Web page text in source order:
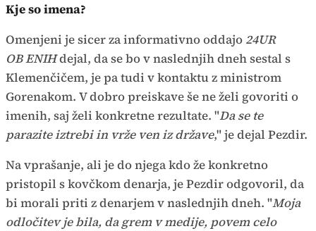
Kje so imena?
Omenjeni je sicer za informativno oddajo 24UR
OB ENIHdejal, da se bo v naslednjih dneh sestal s
Klemenčičem, je pa tudi v kontaktu z ministrom
Gorenakom. V dobro preiskave še ne želi govoriti o
imenih, saj želi konkretne rezultate. "Da se te
parazite iztrebi in vrže ven iz države," je dejal Pezdir.
Na vprašanje, ali je do njega kdo že konkretno
pristopil s kovčkom denarja, je Pezdir odgovoril, da
bi morali priti z denarjem v naslednjih dneh. "Moja
odločitev je bila, da grem v medije, povem celo